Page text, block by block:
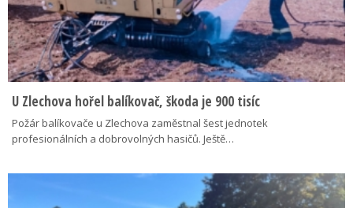
U Zlechova hořel balíkovač, škoda je 900 tisíc
Požár balíkovače u Zlechova zaměstnal šest jednotek
profesionálních a dobrovolných hasičů. Ještě…